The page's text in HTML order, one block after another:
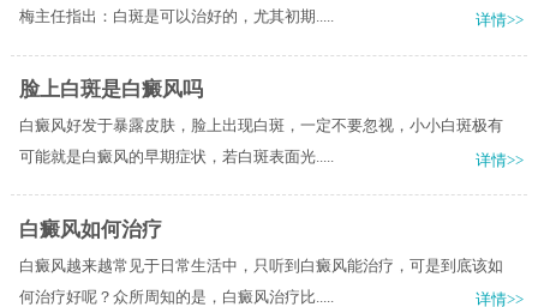
梅主任指出：白斑是可以治好的，尤其初期.....
详情>>
脸上白斑是白癜风吗
白癜风好发于暴露皮肤，脸上出现白斑，一定不要忽视，小小白斑极有
可能就是白癜风的早期症状，若白斑表面光.....
详情>>
白癜风如何治疗
白癜风越来越常见于日常生活中，只听到白癜风能治疗，可是到底该如
何治疗好呢？众所周知的是，白癜风治疗比.....
详情>>